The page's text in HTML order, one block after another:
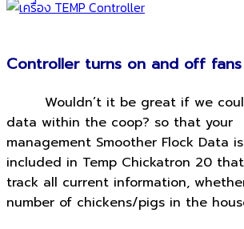
Controller turns on and off
Wouldn’t it be great if we
data within the coop? so that your
management Smoother Flock Data
included in Temp Chickatron 20
track all current information,
number of chickens/pigs in the